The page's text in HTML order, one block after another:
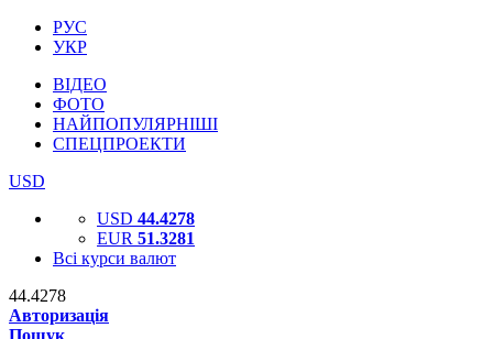
РУС
УКР
ВІДЕО
ФОТО
НАЙПОПУЛЯРНІШІ
СПЕЦПРОЕКТИ
USD
USD 44.4278
EUR 51.3281
Всі курси валют
44.4278
Авторизація
Пошук